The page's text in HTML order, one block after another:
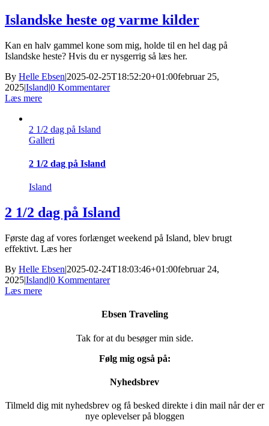
Islandske heste og varme kilder
Kan en halv gammel kone som mig, holde til en hel dag på
Islandske heste? Hvis du er nysgerrig så læs her.
By Helle Ebsen|2025-02-25T18:52:20+01:00februar 25,
2025|Island|0 Kommentarer
Læs mere
2 1/2 dag på Island
Galleri
2 1/2 dag på Island
Island
2 1/2 dag på Island
Første dag af vores forlænget weekend på Island, blev brugt
effektivt. Læs her
By Helle Ebsen|2025-02-24T18:03:46+01:00februar 24,
2025|Island|0 Kommentarer
Læs mere
Ebsen Traveling
Tak for at du besøger min side.
Følg mig også på:
Nyhedsbrev
Tilmeld dig mit nyhedsbrev og få besked direkte i din mail når der er
nye oplevelser på bloggen